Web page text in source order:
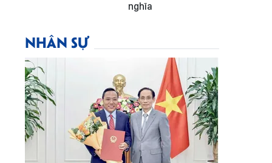
nghĩa
NHÂN SỰ